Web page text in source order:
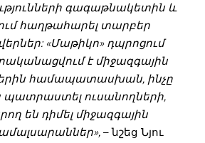
գագաթնակետին և
հաղթահարել տարբեր
«Մաթիկո» դպրոցում
է միջազգային
համապատասխան, ինչը
պատրաստել ուսանողների,
են դիմել միջազգային
– նշեց Նյու